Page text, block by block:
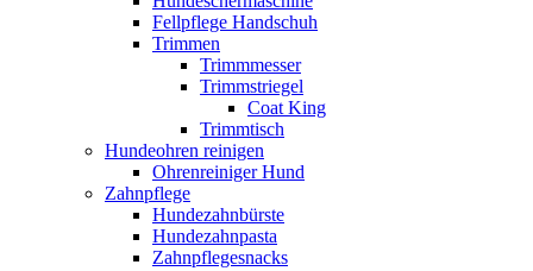
Fellpflege Handschuh
Trimmen
Trimmmesser
Trimmstriegel
Coat King
Trimmtisch
Hundeohren reinigen
Ohrenreiniger Hund
Zahnpflege
Hundezahnbürste
Hundezahnpasta
Zahnpflegesnacks